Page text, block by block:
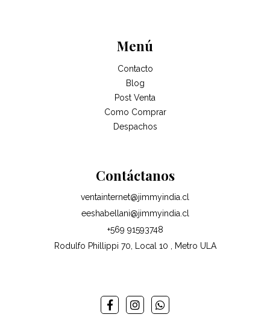
Menú
Contacto
Blog
Post Venta
Como Comprar
Despachos
Contáctanos
ventainternet@jimmyindia.cl
eeshabellani@jimmyindia.cl
+569 91593748
Rodulfo Phillippi 70, Local 10 , Metro ULA